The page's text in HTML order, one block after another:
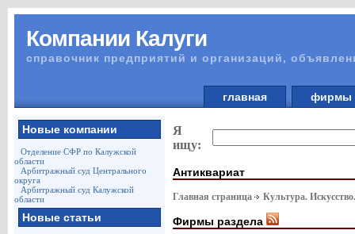
Компании Калуги
справочник предприятий и организаций,
главная
Новые компании
Отделение СФР по Калужской
области
Арбитражный суд Центрального
округа
Арбитражный суд Калужской
области
Новые статьи
Я
ищу:
Антиквариат
Главная страница Культура.
Фирмы раздела